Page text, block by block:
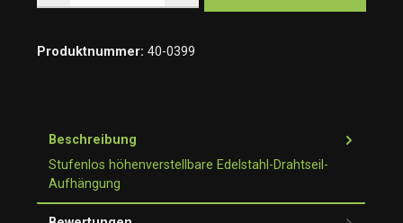
Produktnummer: 40-0399
Beschreibung
Stufenlos höhenverstellbare Edelstahl-Drahtseil-
Aufhängung